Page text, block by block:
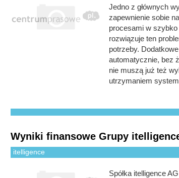
Jedno z głównych
zapewnienie sobie
procesami w
rozwiązuje ten
potrzeby.
automatycznie, bez
nie muszą już też
utrzymaniem
Wyniki finansowe Grupy
itelligence
Spółka itelligence